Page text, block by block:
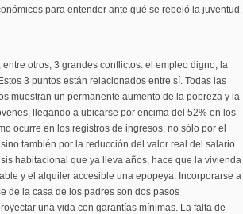
para entender ante qué se rebeló la juventud.
otros, 3 grandes conflictos: el empleo digno, la
3 puntos están relacionados entre sí. Todas las
muestran un permanente aumento de la pobreza y la
llegando a ubicarse por encima del 52% en los
ocurre en los registros de ingresos, no sólo por el
también por la reducción del valor real del salario.
habitacional que ya lleva años, hace que la vivienda
y el alquiler accesible una epopeya. Incorporarse a
de la casa de los padres son dos pasos
una vida con garantías mínimas. La falta de